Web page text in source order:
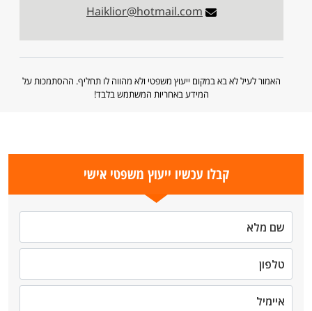
Haiklior@hotmail.com
האמור לעיל לא בא במקום ייעוץ משפטי ולא מהווה לו תחליף. ההסתמכות על
המידע באחריות המשתמש בלבד!
קבלו עכשיו ייעוץ משפטי אישי